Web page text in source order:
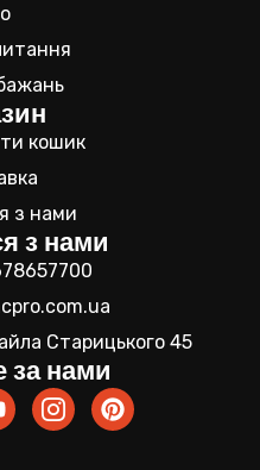
кошик
з нами
з нами
Старицького 45
за нами